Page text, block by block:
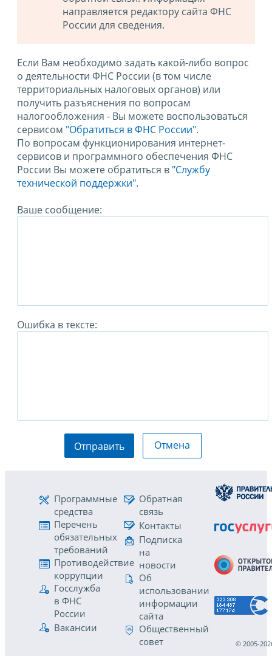
направляется редактору сайта ФНС
России для сведения.
Если Вам необходимо задать какой-либо вопрос
о деятельности ФНС России (в том числе
территориальных налоговых органов) или
получить разъяснения по вопросам
налогообложения - Вы можете воспользоваться
сервисом "Обратиться в ФНС России".
По вопросам функционирования интернет-
сервисов и программного обеспечения ФНС
России Вы можете обратиться в "Службу
технической поддержки".
Ваше сообщение:
Ошибка в тексте:
Отправить Отмена
Программные
средства
Перечень
обязательных
требований
Противодействие
коррупции
Госслужба
в ФНС
России
Вакансии
Обратная
связь
Контакты
Подписка
на
новости
Об
использовании
информации
сайта
Общественный
совет
© 2005-